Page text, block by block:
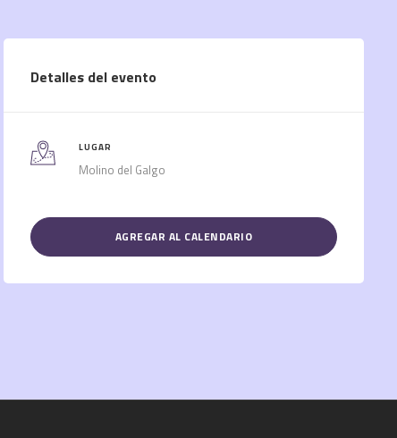
Detalles del evento
LUGAR
Molino del Galgo
AGREGAR AL CALENDARIO